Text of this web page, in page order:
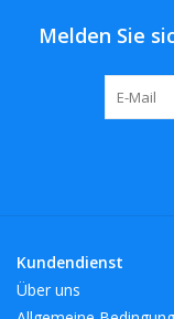
Melden Sie
Kundendienst
Über uns